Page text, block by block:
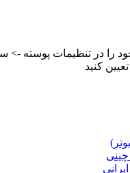
را در تنظیمات پوسته ->
کنید
چینی